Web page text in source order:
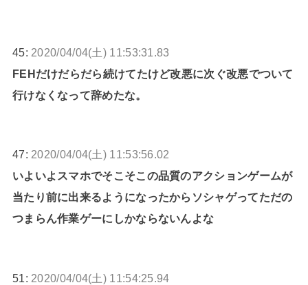
45: 2020/04/04(土) 11:53:31.83
FEHだけだらだら続けてたけど改悪に次ぐ改悪でついて
行けなくなって辞めたな。
47: 2020/04/04(土) 11:53:56.02
いよいよスマホでそこそこの品質のアクションゲームが
当たり前に出来るようになったからソシャゲってただの
つまらん作業ゲーにしかならないんよな
51: 2020/04/04(土) 11:54:25.94